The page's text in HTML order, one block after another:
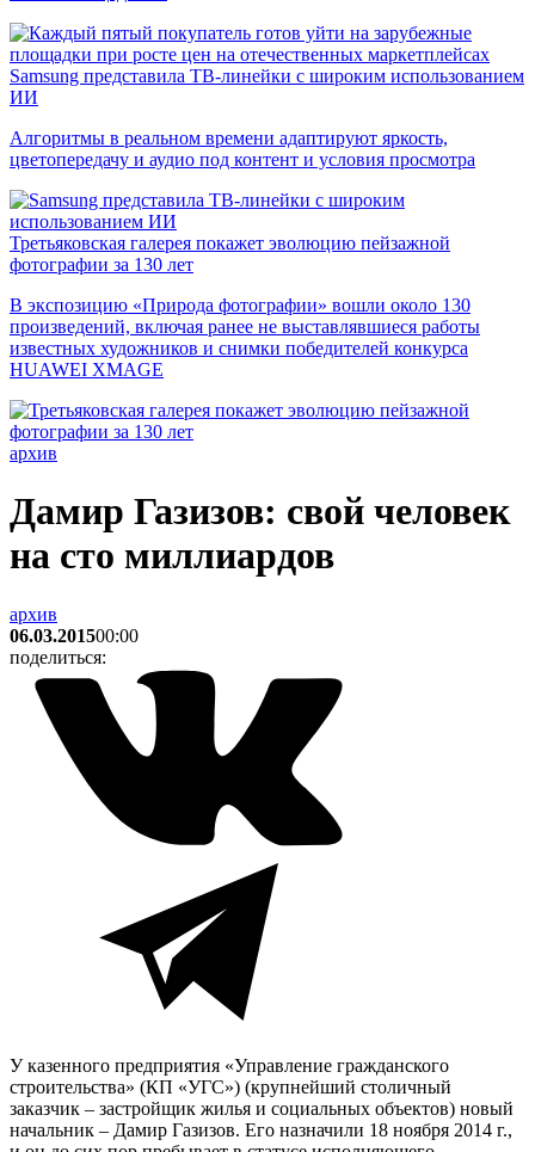
Samsung представила ТВ-линейки с широким использованием
ИИ
Алгоритмы в реальном времени адаптируют яркость,
цветопередачу и аудио под контент и условия просмотра
Третьяковская галерея покажет эволюцию пейзажной
фотографии за 130 лет
В экспозицию «Природа фотографии» вошли около 130
произведений, включая ранее не выставлявшиеся работы
известных художников и снимки победителей конкурса
HUAWEI XMAGE
архив
Дамир Газизов: свой человек
на сто миллиардов
архив
06.03.201500:00
поделиться:
У казенного предприятия «Управление гражданского
строительства» (КП «УГС») (крупнейший столичный
заказчик – застройщик жилья и социальных объектов) новый
начальник – Дамир Газизов. Его назначили 18 ноября 2014 г.,